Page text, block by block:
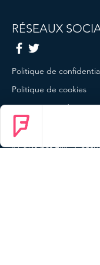
RÉSEAUX
Politique de
Politique de cookies
Termes et conditions
Mentions légales
© 2023 par ENG